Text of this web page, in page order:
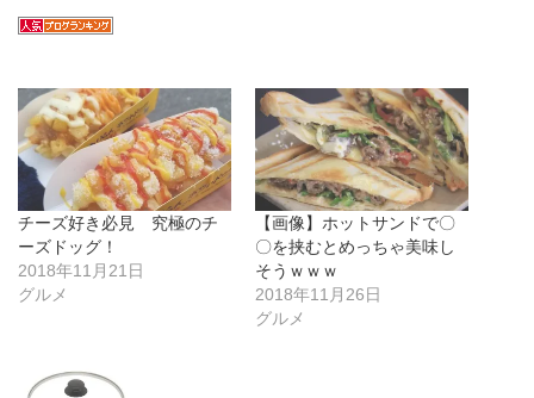
チーズ好き必見 究極のチ
ーズドッグ！
2018年11月21日
グルメ
【画像】ホットサンドで〇
〇を挟むとめっちゃ美味し
そうｗｗｗ
2018年11月26日
グルメ